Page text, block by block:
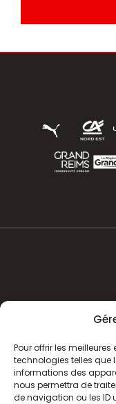
Pour offrir les
technologies telles que
informations des
nous permettra de
de navigation ou les ID
ACTUALITÉS